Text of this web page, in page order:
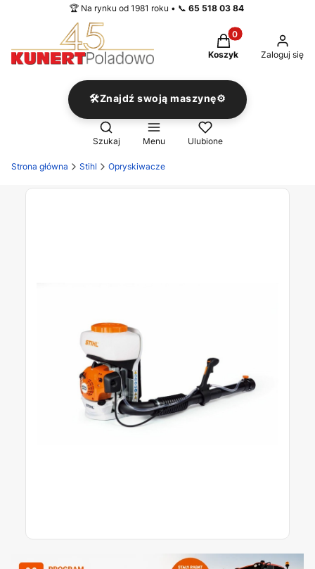
🏆 Na rynku od 1981 roku • 📞 65 518 03 84
Produkty w
Koszyk Zaloguj się
🛠️Znajdź swoją maszynę⚙️
Otwórz wyszukiwarkę
Szukaj Menu Ulubione
Strona główna Stihl Opryskiwacze